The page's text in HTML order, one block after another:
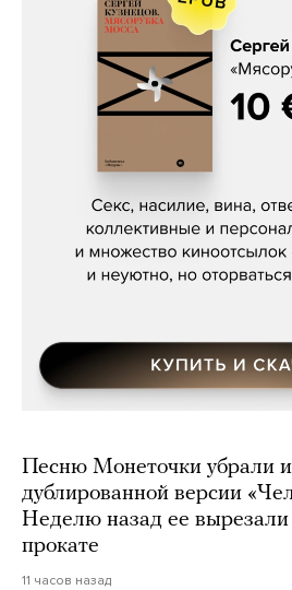
Сергей Кузнецов,
Песню Монеточки убрали
дублированной версии
Неделю назад ее вырезали
прокате
11 часов назад